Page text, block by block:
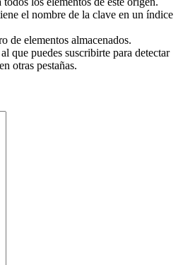
el nombre de la clave en un índice
de elementos almacenados.
al que puedes suscribirte para detectar
otras pestañas.